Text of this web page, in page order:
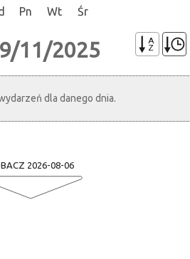
Pn Wt Śr
11/2025 A
Z
dla danego dnia.
2026-08-06